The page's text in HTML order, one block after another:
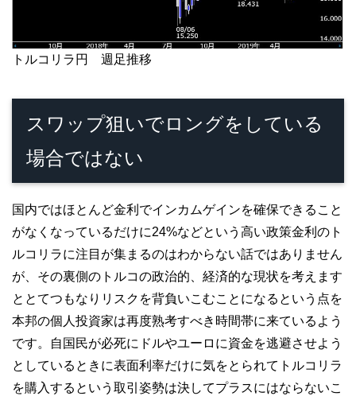
トルコリラ円 週足推移
スワップ狙いでロングをしている
場合ではない
国内ではほとんど金利でインカムゲインを確保できること
がなくなっているだけに24%などという高い政策金利のト
ルコリラに注目が集まるのはわからない話ではありません
が、その裏側のトルコの政治的、経済的な現状を考えます
ととてつもなりリスクを背負いこむことになるという点を
本邦の個人投資家は再度熟考すべき時間帯に来ているよう
です。自国民が必死にドルやユーロに資金を逃避させよう
としているときに表面利率だけに気をとられてトルコリラ
を購入するという取引姿勢は決してプラスにはならないこ